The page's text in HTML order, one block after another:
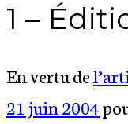
1 –
En vertu de
21 juin 2004